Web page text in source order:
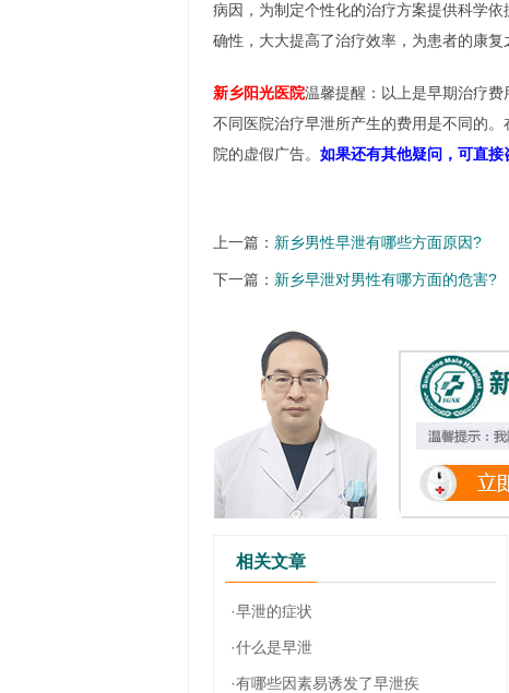
病因，为制定个性化的治疗方案提供科学
确性，大大提高了治疗效率，为患者的康复
新乡阳光医院温馨提醒：以上是早期治疗
不同医院治疗早泄所产生的费用是不同的
院的虚假广告。 如果还有其他疑问，可直接
上一篇： 新乡男性早泄有哪些方面原因?
下一篇： 新乡早泄对男性有哪方面的危害?
相关文章
·早泄的症状
·什么是早泄
·有哪些因素易诱发了早泄疾